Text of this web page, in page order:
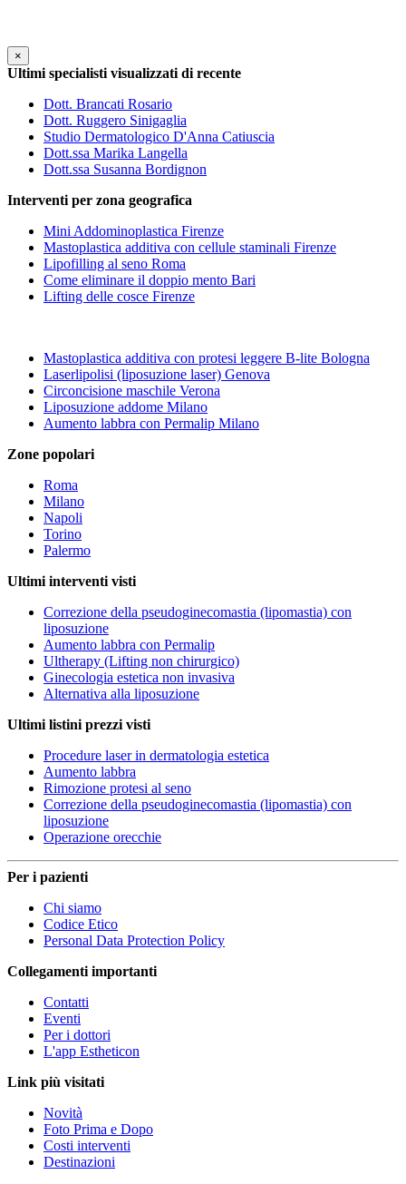
×
Ultimi specialisti visualizzati di recente
Dott. Brancati Rosario
Dott. Ruggero Sinigaglia
Studio Dermatologico D'Anna Catiuscia
Dott.ssa Marika Langella
Dott.ssa Susanna Bordignon
Interventi per zona geografica
Mini Addominoplastica Firenze
Mastoplastica additiva con cellule staminali Firenze
Lipofilling al seno Roma
Come eliminare il doppio mento Bari
Lifting delle cosce Firenze
Mastoplastica additiva con protesi leggere B-lite Bologna
Laserlipolisi (liposuzione laser) Genova
Circoncisione maschile Verona
Liposuzione addome Milano
Aumento labbra con Permalip Milano
Zone popolari
Roma
Milano
Napoli
Torino
Palermo
Ultimi interventi visti
Correzione della pseudoginecomastia (lipomastia) con
liposuzione
Aumento labbra con Permalip
Ultherapy (Lifting non chirurgico)
Ginecologia estetica non invasiva
Alternativa alla liposuzione
Ultimi listini prezzi visti
Procedure laser in dermatologia estetica
Aumento labbra
Rimozione protesi al seno
Correzione della pseudoginecomastia (lipomastia) con
liposuzione
Operazione orecchie
Per i pazienti
Chi siamo
Codice Etico
Personal Data Protection Policy
Collegamenti importanti
Contatti
Eventi
Per i dottori
L'app Estheticon
Link più visitati
Novità
Foto Prima e Dopo
Costi interventi
Destinazioni